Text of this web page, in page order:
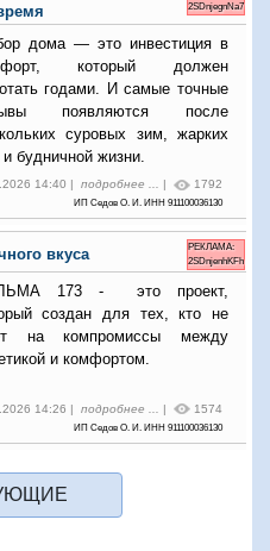
2SDnjegnNa7
дома — это инвестиция в
который должен
годами. И самые точные
появляются после
суровых зим, жарких
и будничной жизни.
14:40 | подробнее ... | 1792
ИП Седов О. И. ИНН 911100036130
вкуса
РЕКЛАМА:
2SDnjenhKFh
173 - это проект,
создан для тех, кто не
на компромиссы между
и комфортом.
14:26 | подробнее ... | 1574
ИП Седов О. И. ИНН 911100036130